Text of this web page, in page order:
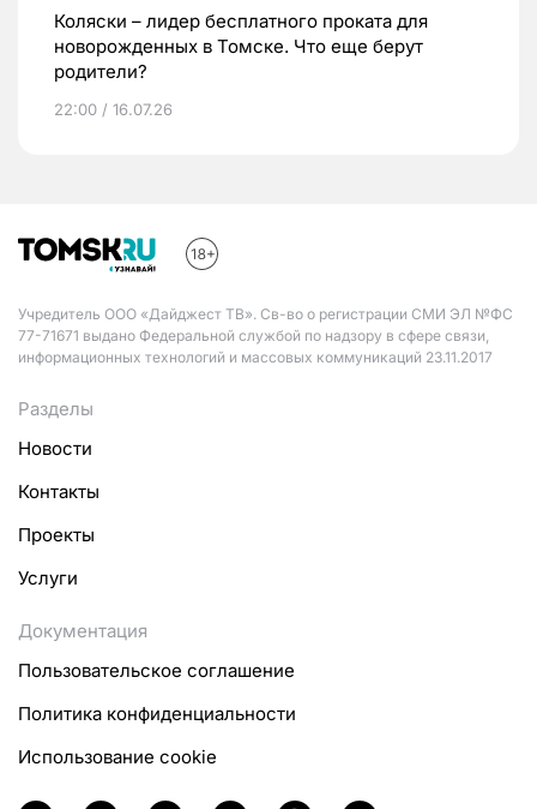
Коляски – лидер бесплатного проката для
новорожденных в Томске. Что еще берут
родители?
22:00 / 16.07.26
Учредитель ООО «Дайджест ТВ». Св-во о регистрации СМИ ЭЛ №ФС
77-71671 выдано Федеральной службой по надзору в сфере связи,
информационных технологий и массовых коммуникаций 23.11.2017
Разделы
Новости
Контакты
Проекты
Услуги
Документация
Пользовательское соглашение
Политика конфиденциальности
Использование cookie